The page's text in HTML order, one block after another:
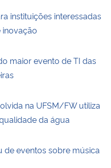
instituições interessadas
inovação
maior evento de TI das
na UFSM/FW utiliza
da água
de eventos sobre música